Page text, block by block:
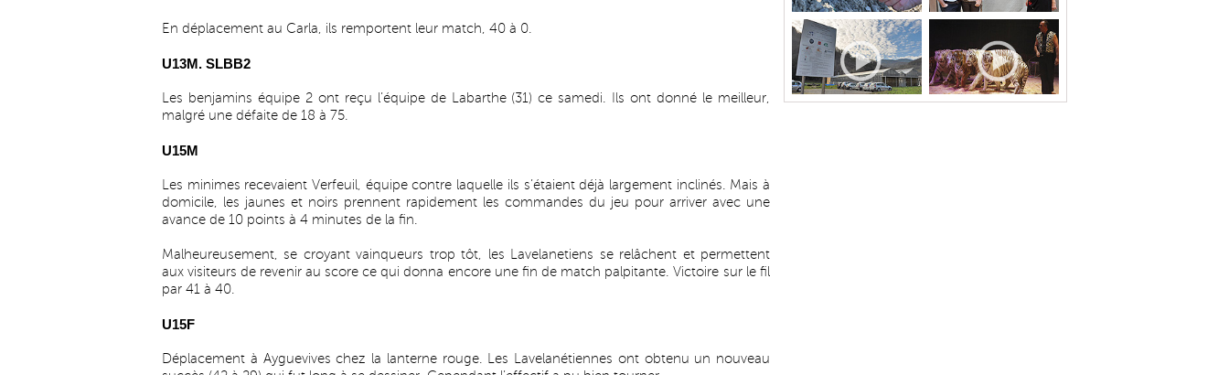
En déplacement au Carla, ils remportent leur match, 40 à 0.
U13M. SLBB2
Les benjamins équipe 2 ont reçu l’équipe de Labarthe (31) ce samedi. Ils ont donné le meilleur,
malgré une défaite de 18 à 75.
U15M
Les minimes recevaient Verfeuil, équipe contre laquelle ils s’étaient déjà largement inclinés. Mais à
domicile, les jaunes et noirs prennent rapidement les commandes du jeu pour arriver avec une
avance de 10 points à 4 minutes de la fin.
Malheureusement, se croyant vainqueurs trop tôt, les Lavelanetiens se relâchent et permettent
aux visiteurs de revenir au score ce qui donna encore une fin de match palpitante. Victoire sur le fil
par 41 à 40.
U15F
Déplacement à Ayguevives chez la lanterne rouge. Les Lavelanétiennes ont obtenu un nouveau